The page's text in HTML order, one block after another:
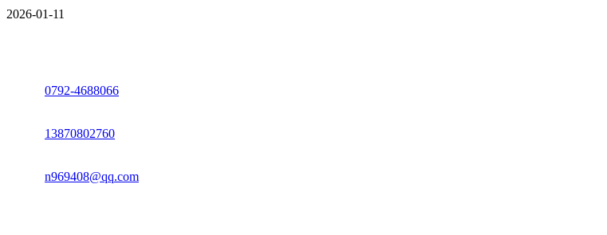
2026-01-11
0792-4688066
13870802760
n969408@qq.com